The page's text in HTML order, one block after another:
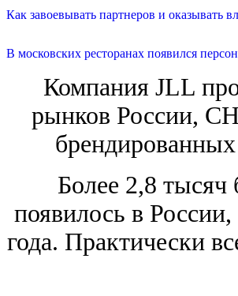
Как завоевывать партнеров и оказывать
В московских ресторанах появился
Компания JLL
рынков России,
Более 2,8
появилось в
года. Практически